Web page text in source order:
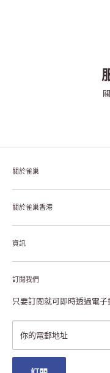
關於雀巢
雀巢集團起源於1866年的
幸福生活」企業。雀巢的目
關於雀巢香港
關於雀巢香港
雀巢香港創造共享價值
聯絡我們
私隱聲明
註冊NESCAFÉ® Dolce
資訊
付款及送貨
退貨或更換
常見問題
雀巢會員獎賞
澳門地區送貨
訂閱我們
只要訂閱就可即時透過電
你的電郵地址